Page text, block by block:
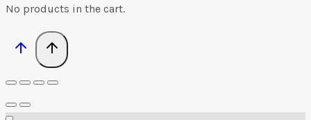
No products in the cart.